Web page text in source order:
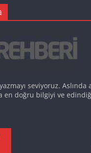
seviyoruz. Aslında
en doğru bilgiyi ve